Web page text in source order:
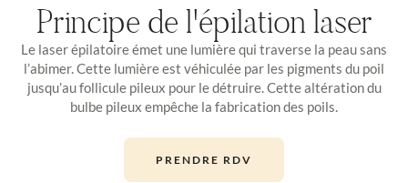
Principe de l'épilation laser
Le laser épilatoire émet une lumière qui traverse la peau sans
l’abimer. Cette lumière est véhiculée par les pigments du poil
jusqu’au follicule pileux pour le détruire. Cette altération du
bulbe pileux empêche la fabrication des poils.
PRENDRE RDV